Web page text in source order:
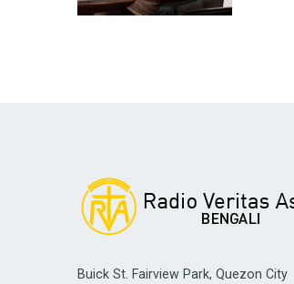
Buick St. Fairview Park, Quezon City